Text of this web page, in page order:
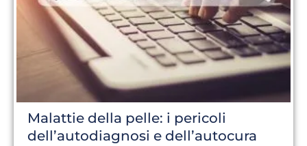
Malattie della pelle: i pericoli
dell’autodiagnosi e dell’autocura